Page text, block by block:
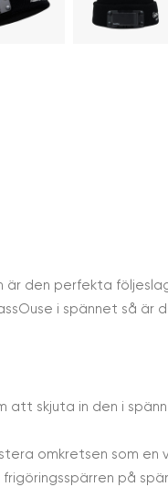
är den perfekta
i spännet så är
att skjuta in den i
omkretsen som en
på